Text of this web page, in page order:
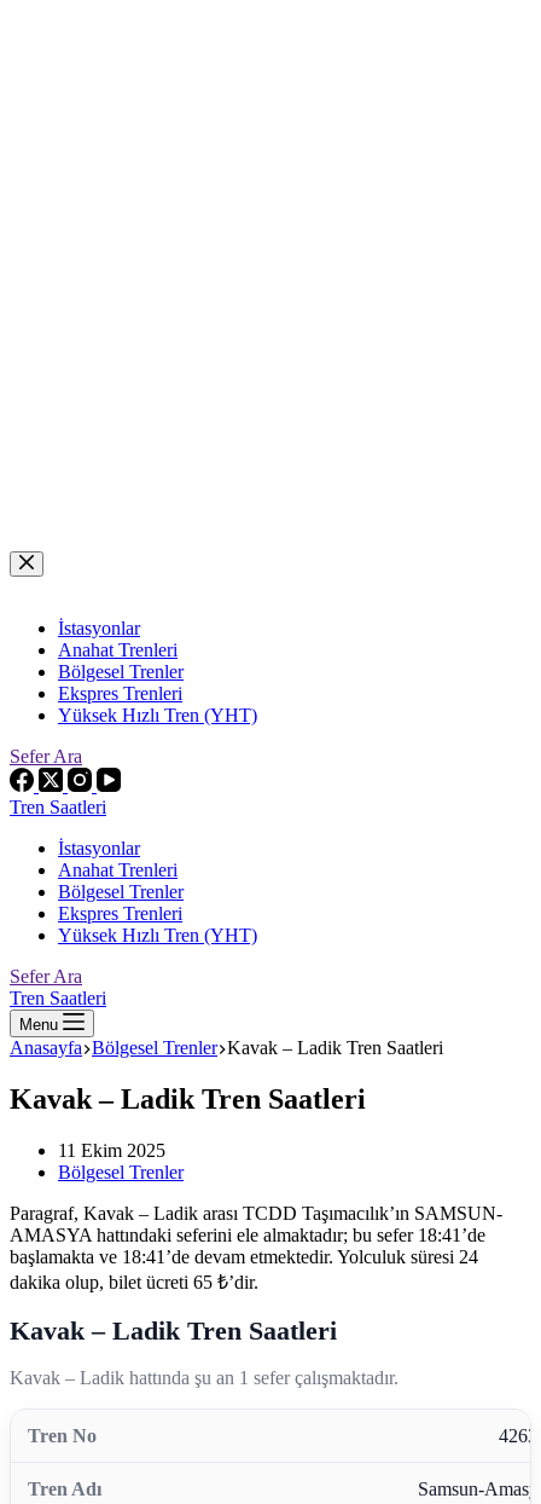
Skip
to
İstasyonlar
Anahat Trenleri
Bölgesel Trenler
Ekspres Trenleri
Yüksek Hızlı Tren (YHT)
Sefer Ara
Tren Saatleri
İstasyonlar
Anahat Trenleri
Bölgesel Trenler
Ekspres Trenleri
Yüksek Hızlı Tren (YHT)
Sefer Ara
Tren Saatleri
Menu
Anasayfa Bölgesel Trenler Kavak – Ladik Tren Saatleri
Kavak – Ladik Tren Saatleri
11 Ekim 2025
Bölgesel Trenler
Paragraf, Kavak – Ladik arası TCDD Taşımacılık’ın SAMSUN-
AMASYA hattındaki seferini ele almaktadır; bu sefer 18:41’de
başlamakta ve 18:41’de devam etmektedir. Yolculuk süresi 24
dakika olup, bilet ücreti 65 ₺’dir.
Kavak – Ladik Tren Saatleri
Kavak – Ladik hattında şu an 1 sefer çalışmaktadır.
Samsun-